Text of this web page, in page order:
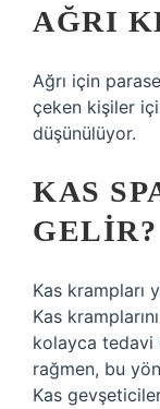
AĞRI
Ağrı için
çeken kişiler
düşünülüyor.
KAS
GELIR?
Kas krampları
Kas
kolayca tedavi
rağmen, bu
Kas